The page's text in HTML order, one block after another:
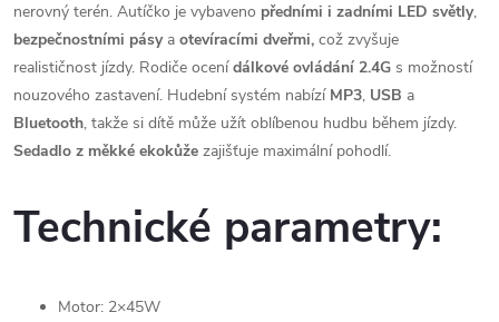
nerovný terén. Autíčko je vybaveno předními i zadními LED světly,
bezpečnostními pásya otevíracími dveřmi, což zvyšuje
realističnost jízdy. Rodiče ocenídálkové ovládání 2.4G s možností
nouzového zastavení. Hudební systém nabízí MP3, USB a
Bluetooth, takže si dítě může užít oblíbenou hudbu během jízdy.
Sedadlo z měkké ekokůže zajišťuje maximální pohodlí.
Technické parametry:
Motor: 2×45W